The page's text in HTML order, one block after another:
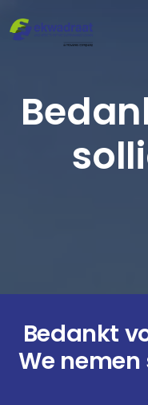
Bedankt
We